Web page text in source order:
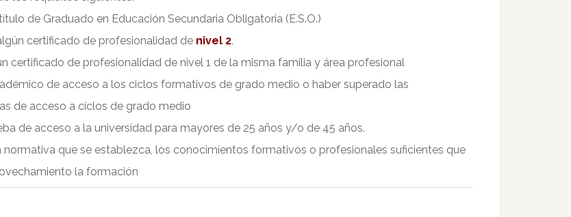
de Graduado en Educación Secundaria Obligatoria (E.S.O.)
certificado de profesionalidad de nivel 2.
certificado de profesionalidad de nivel 1 de la misma familia y área profesional
de acceso a los ciclos formativos de grado medio o haber superado las
de acceso a ciclos de grado medio
de acceso a la universidad para mayores de 25 años y/o de 45 años.
normativa que se establezca, los conocimientos formativos o profesionales suficientes que
la formación